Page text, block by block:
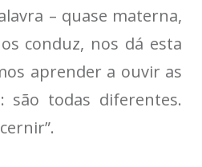
– quase materna,
conduz, nos dá esta
aprender a ouvir as
são todas diferentes.